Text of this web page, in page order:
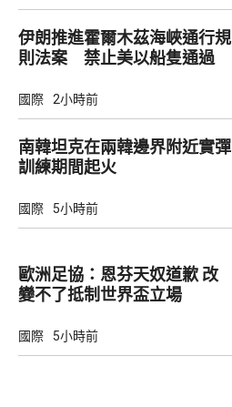
伊朗推進霍爾木茲海峽通行規
則法案 禁止美以船隻通過
國際 2小時前
南韓坦克在兩韓邊界附近實彈
訓練期間起火
國際 5小時前
歐洲足協：恩芬天奴道歉 改
變不了抵制世界盃立場
國際 5小時前